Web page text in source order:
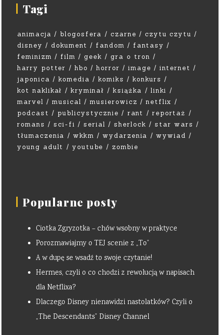
Tagi
animacja blogosfera czarne
czytu czytu
disney
dokument fandom
fantasy
feminizm
film geek
gra o tron
harry potter
hbo horror image
internet
japonica
komedia komiks
konkurs
kot naklikał
kryminał książka
linki
marvel
musical musierowicz
netflix
podcast
publicystycznie rant
reportaż
romans
sci-fi serial sherlock
star wars
tłumaczenia
wkkm wydarzenia
wywiad
young adult
youtube zombie
Popularne posty
Ciotka Zgryzotka – chów wsobny w praktyce
Porozmawiajmy o TEJ scenie z „To”
A w dupę se wsadź to swoje czytanie!
Hermes, czyli o co chodzi z rewolucją w napisach
dla Netflixa?
Dlaczego Disney nienawidzi nastolatków? Czyli o
„The Descendants” Disney Channel